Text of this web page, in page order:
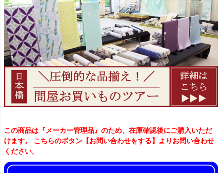
この商品は『メーカー管理品』のため、在庫確認後にご購入いただ
けます。 こちらのボタン【お問い合わせをする】よりお問い合わせ
ください。